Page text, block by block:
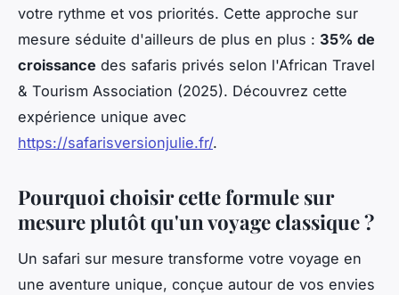
votre rythme et vos priorités. Cette approche sur
mesure séduite d'ailleurs de plus en plus : 35% de
croissance des safaris privés selon l'African Travel
& Tourism Association (2025). Découvrez cette
expérience unique avec
https://safarisversionjulie.fr/.
Pourquoi choisir cette formule sur
mesure plutôt qu'un voyage classique ?
Un safari sur mesure transforme votre voyage en
une aventure unique, conçue autour de vos envies